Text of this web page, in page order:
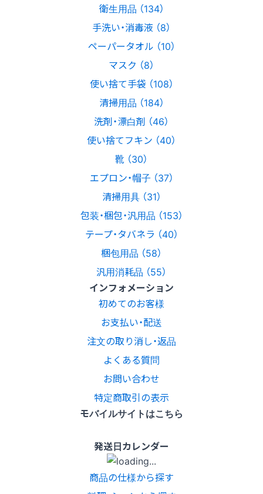
衛生用品 （134）
手洗い・消毒液 （8）
ペーパータオル （10）
マスク （8）
使い捨て手袋 （108）
清掃用品 （184）
洗剤・漂白剤 （46）
使い捨てフキン （40）
靴 （30）
エプロン・帽子 （37）
清掃用具 （31）
包装・梱包・汎用品 （153）
テープ・タバネラ （40）
梱包用品 （58）
汎用消耗品 （55）
インフォメーション
初めてのお客様
お支払い・配送
注文の取り消し・返品
よくある質問
お問い合わせ
特定商取引の表示
モバイルサイトはこちら
発送日カレンダー
商品の仕様から探す